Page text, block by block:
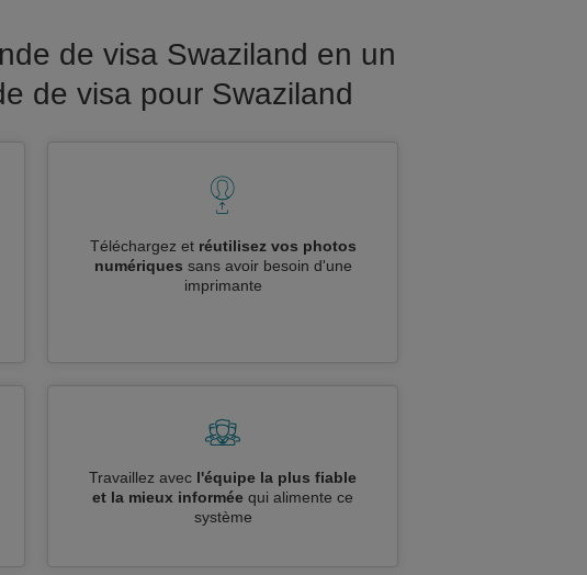
de visa Swaziland en un
de visa pour Swaziland
Téléchargez et réutilisez vos photos
numériques sans avoir besoin d'une
imprimante
Travaillez avec l'équipe la plus fiable
et la mieux informée qui alimente ce
système